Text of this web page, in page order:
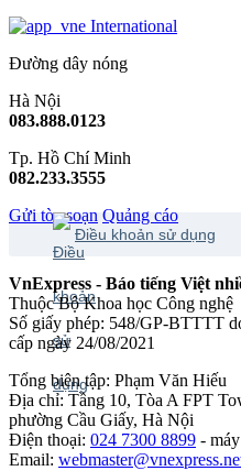
International
Đường dây nóng
Hà Nội
083.888.0123
Tp. Hồ Chí Minh
082.233.3555
Gửi tòa soạn Quảng cáo
Điều khoản sử dụng
VnExpress - Báo tiếng Việt
Thuộc Bộ Khoa học Công nghệ
Số giấy phép: 548/GP-BTTTT
cấp ngày 24/08/2021
Tổng biên tập: Phạm Văn Hiếu
Địa chỉ: Tầng 10, Tòa A FPT
phường Cầu Giấy, Hà Nội
Điện thoại: 024 7300 8899 -
Email: